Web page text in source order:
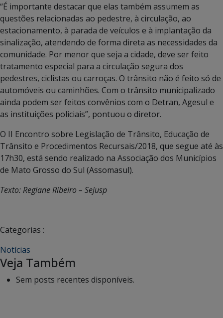
“É importante destacar que elas também assumem as
questões relacionadas ao pedestre, à circulação, ao
estacionamento, à parada de veículos e à implantação da
sinalização, atendendo de forma direta as necessidades da
comunidade. Por menor que seja a cidade, deve ser feito
tratamento especial para a circulação segura dos
pedestres, ciclistas ou carroças. O trânsito não é feito só de
automóveis ou caminhões. Com o trânsito municipalizado
ainda podem ser feitos convênios com o Detran, Agesul e
as instituições policiais”, pontuou o diretor.
O II Encontro sobre Legislação de Trânsito, Educação de
Trânsito e Procedimentos Recursais/2018, que segue até às
17h30, está sendo realizado na Associação dos Municípios
de Mato Grosso do Sul (Assomasul).
Texto: Regiane Ribeiro – Sejusp
Categorias :
Notícias
Veja Também
Sem posts recentes disponíveis.